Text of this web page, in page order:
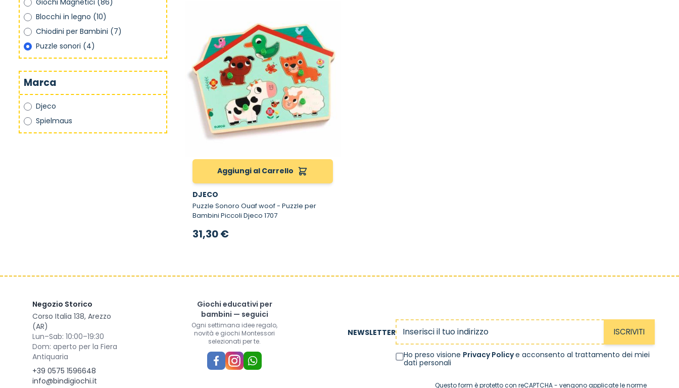
Giochi Magnetici (86)
Blocchi in legno (10)
Chiodini per Bambini (7)
Puzzle sonori (4)
Marca
Djeco
Spielmaus
Aggiungi al Carrello
DJECO
Puzzle Sonoro Ouaf woof - Puzzle per
Bambini Piccoli Djeco 1707
31,30 €
Negozio Storico
Corso Italia 138, Arezzo
(AR)
Lun–Sab: 10:00–19:30
Dom: aperto per la Fiera
Antiquaria
+39 0575 1596648
info@bindigiochi.it
Giochi educativi per
bambini — seguici
Ogni settimana idee regalo,
novità e giochi Montessori
selezionati per te.
NEWSLETTER
Indirizzo email
Ho preso visione Privacy Policye acconsento al trattamento dei miei
dati personali
ISCRIVITI
Questo form è protetto con reCAPTCHA - vengono applicate lenorme